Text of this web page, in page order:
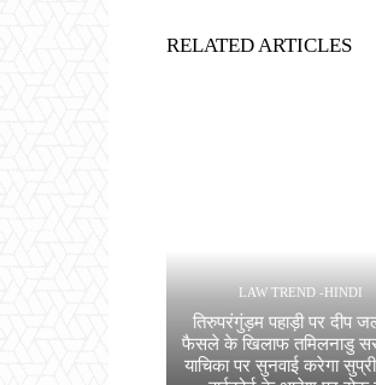
RELATED ARTICLES
LAW TREND -HINDI
तिरुपरंगुंड़म पहाड़ी पर दीप
फैसले के खिलाफ तमिलनाडु
याचिका पर सुनवाई करेगा